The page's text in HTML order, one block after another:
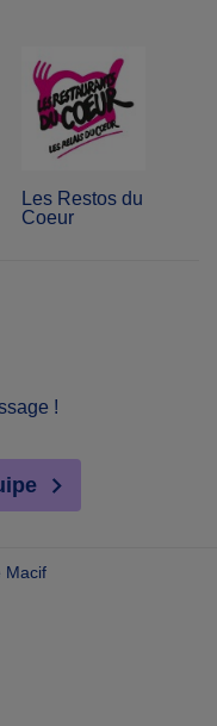
Les Restos du
Coeur
!
Macif